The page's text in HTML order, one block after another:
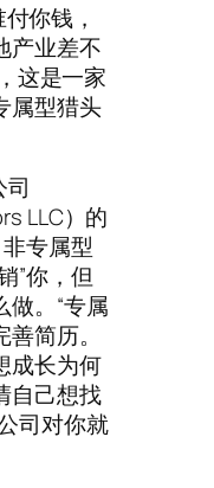
你钱，
产业差不
这是一家
属型猎头
LLC）的
专属型
”你，但
做。“专属
简历。
成长为何
自己想找
司对你就